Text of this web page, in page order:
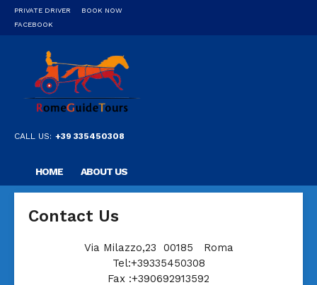
PRIVATE DRIVER
BOOK NOW
FACEBOOK
CALL US: +39 335450308
HOME ABOUT US
Contact Us
Via Milazzo,23 00185 Roma
Tel:+39335450308
Fax :+390692913592